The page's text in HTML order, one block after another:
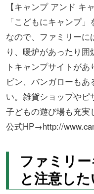
【キャンプ アンド キ
「こどもにキャンプ
なので、ファミリーに
り、暖炉があったり
トキャンプサイトが
ビン、バンガローも
い。雑貨ショップやピ
子どもの遊び場も充実
公式HP→http://
ファミリ
と注意し